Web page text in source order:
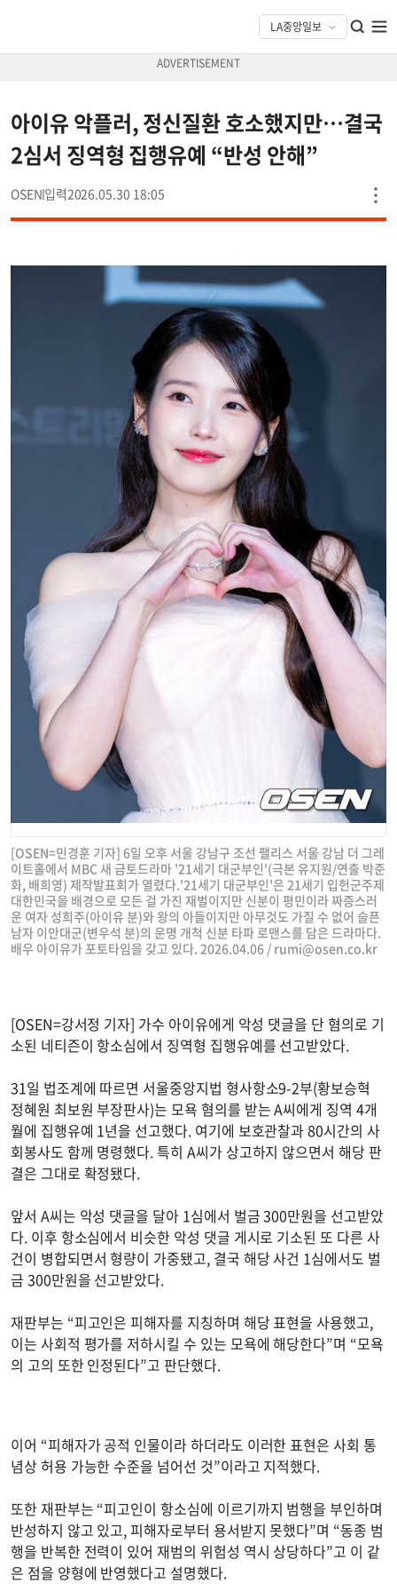
아이유 악플러, 정신질환 호소했지만…결국
2심서 징역형 집행유예 “반성 안해”
OSEN 2026.05.30 18:05
[OSEN=민경훈 기자] 6일 오후 서울 강남구 조선 팰리스 서울 강남 더 그레
이트홀에서 MBC 새 금토드라마 '21세기 대군부인'(극본 유지원/연출 박준
화, 배희영) 제작발표회가 열렸다.'21세기 대군부인'은 21세기 입헌군주제
대한민국을 배경으로 모든 걸 가진 재벌이지만 신분이 평민이라 짜증스러
운 여자 성희주(아이유 분)와 왕의 아들이지만 아무것도 가질 수 없어 슬픈
남자 이안대군(변우석 분)의 운명 개척 신분 타파 로맨스를 담은 드라마다.
배우 아이유가 포토타임을 갖고 있다. 2026.04.06 / rumi@osen.co.kr
[OSEN=강서정 기자] 가수 아이유에게 악성 댓글을 단 혐의로 기
소된 네티즌이 항소심에서 징역형 집행유예를 선고받았다.
31일 법조계에 따르면 서울중앙지법 형사항소9-2부(황보승혁
정혜원 최보원 부장판사)는 모욕 혐의를 받는 A씨에게 징역 4개
월에 집행유예 1년을 선고했다. 여기에 보호관찰과 80시간의 사
회봉사도 함께 명령했다. 특히 A씨가 상고하지 않으면서 해당 판
결은 그대로 확정됐다.
앞서 A씨는 악성 댓글을 달아 1심에서 벌금 300만원을 선고받았
다. 이후 항소심에서 비슷한 악성 댓글 게시로 기소된 또 다른 사
건이 병합되면서 형량이 가중됐고, 결국 해당 사건 1심에서도 벌
금 300만원을 선고받았다.
재판부는 “피고인은 피해자를 지칭하며 해당 표현을 사용했고,
이는 사회적 평가를 저하시킬 수 있는 모욕에 해당한다”며 “모욕
의 고의 또한 인정된다”고 판단했다.
이어 “피해자가 공적 인물이라 하더라도 이러한 표현은 사회 통
념상 허용 가능한 수준을 넘어선 것”이라고 지적했다.
또한 재판부는 “피고인이 항소심에 이르기까지 범행을 부인하며
반성하지 않고 있고, 피해자로부터 용서받지 못했다”며 “동종 범
행을 반복한 전력이 있어 재범의 위험성 역시 상당하다”고 이 같
은 점을 양형에 반영했다고 설명했다.